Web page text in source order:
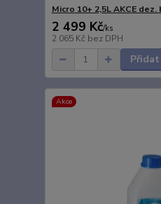
Micro 10+ 2,5L AKCE
2 499 Kč/ks
2 065 Kč bez DPH
Akce